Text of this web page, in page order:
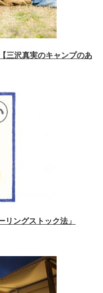
三沢真実のキャンプのあ
リングストック法」